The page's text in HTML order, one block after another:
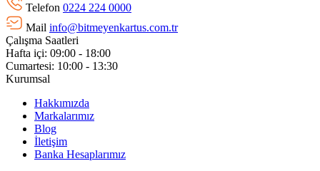
Telefon 0224 224 0000
Mail info@bitmeyenkartus.com.tr
Çalışma Saatleri
Hafta içi: 09:00 - 18:00
Cumartesi: 10:00 - 13:30
Kurumsal
Hakkımızda
Markalarımız
Blog
İletişim
Banka Hesaplarımız